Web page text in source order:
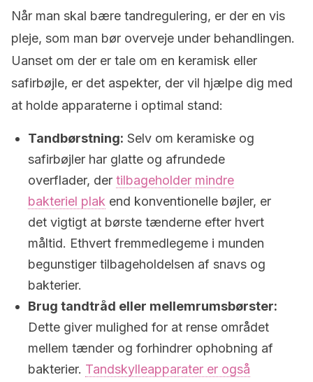
Når man skal bære tandregulering, er der en vis
pleje, som man bør overveje under behandlingen.
Uanset om der er tale om en keramisk eller
safirbøjle, er det aspekter, der vil hjælpe dig med
at holde apparaterne i optimal stand:
Tandbørstning: Selv om keramiske og
safirbøjler har glatte og afrundede
overflader, der tilbageholder mindre
bakteriel plak end konventionelle bøjler, er
det vigtigt at børste tænderne efter hvert
måltid. Ethvert fremmedlegeme i munden
begunstiger tilbageholdelsen af snavs og
bakterier.
Brug tandtråd eller mellemrumsbørster:
Dette giver mulighed for at rense området
mellem tænder og forhindrer ophobning af
bakterier. Tandskylleapparater er også